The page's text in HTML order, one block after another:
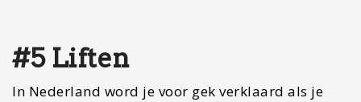
iemand anders in de auto zit. Soms kost het een
beetje moeite om op de juiste locatie te komen,
maar er zijn niet al te veel grote wegen in Nieuw-